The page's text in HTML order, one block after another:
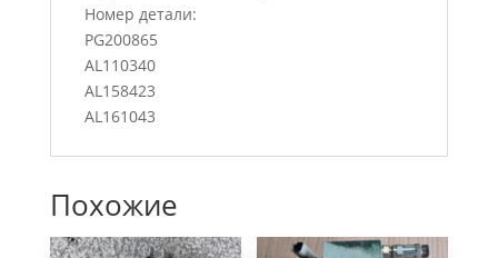
Номер детали:
PG200865
AL110340
AL158423
AL161043
Похожие